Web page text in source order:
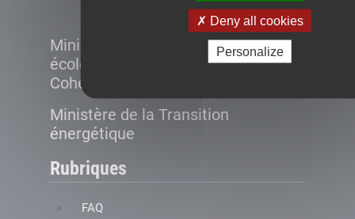
Deny all cookies
Personalize
Ministère de la Transition
écologique et de la
Cohésion des territoires
Ministère de la Transition
énergétique
Rubriques
FAQ